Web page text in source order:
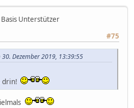
Unterstützer
#75
Dezember 2019, 13:39:55
drin!